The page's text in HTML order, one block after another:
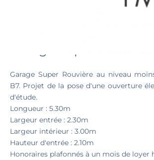
Garage Super Rouvière au niveau
B7. Projet de la pose d'une ouverture
d'étude.
Longueur : 5.30m
Largeur entrée : 2.30m
Largeur intérieur : 3.00m
Hauteur d'entrée : 2.10m
Honoraires plafonnés à un mois de loyer